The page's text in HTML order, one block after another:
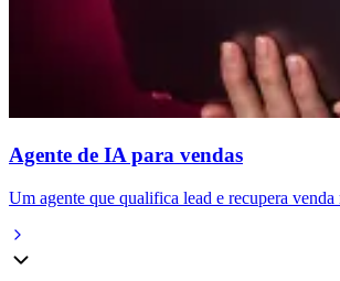
Agente de IA para vendas
Um agente que qualifica lead e recupera